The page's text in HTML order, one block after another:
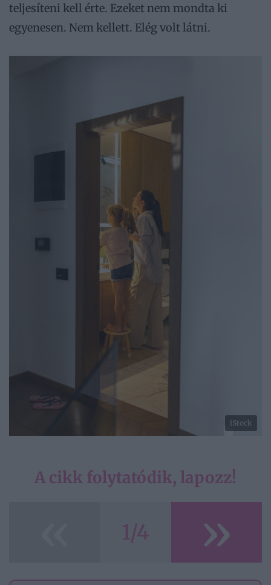
teljesíteni kell érte. Ezeket nem mondta ki
egyenesen. Nem kellett. Elég volt látni.
iStock
A cikk folytatódik, lapozz!
1/4 »